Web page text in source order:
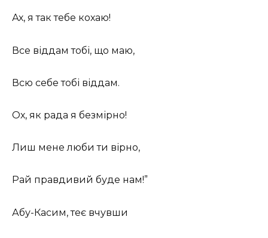
Ах, я так тебе кохаю!
Все віддам тобі, що маю,
Всю себе тобі віддам.
Ох, як рада я безмірно!
Лиш мене люби ти вірно,
Рай правдивий буде нам!”
Абу-Касим, теє вчувши